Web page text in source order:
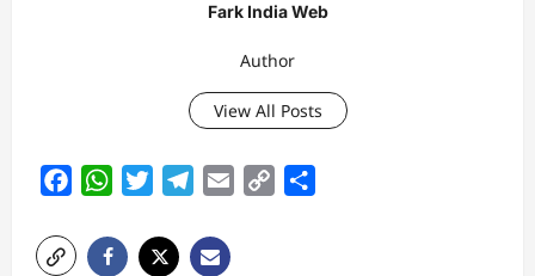
Fark India Web
Author
View All Posts
FacebookWhatsAppTwitterTelegram
Email
Copy